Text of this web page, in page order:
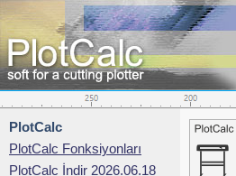
PlotCalc
PlotCalc Fonksiyonları
PlotCalc İndir 2026.06.18